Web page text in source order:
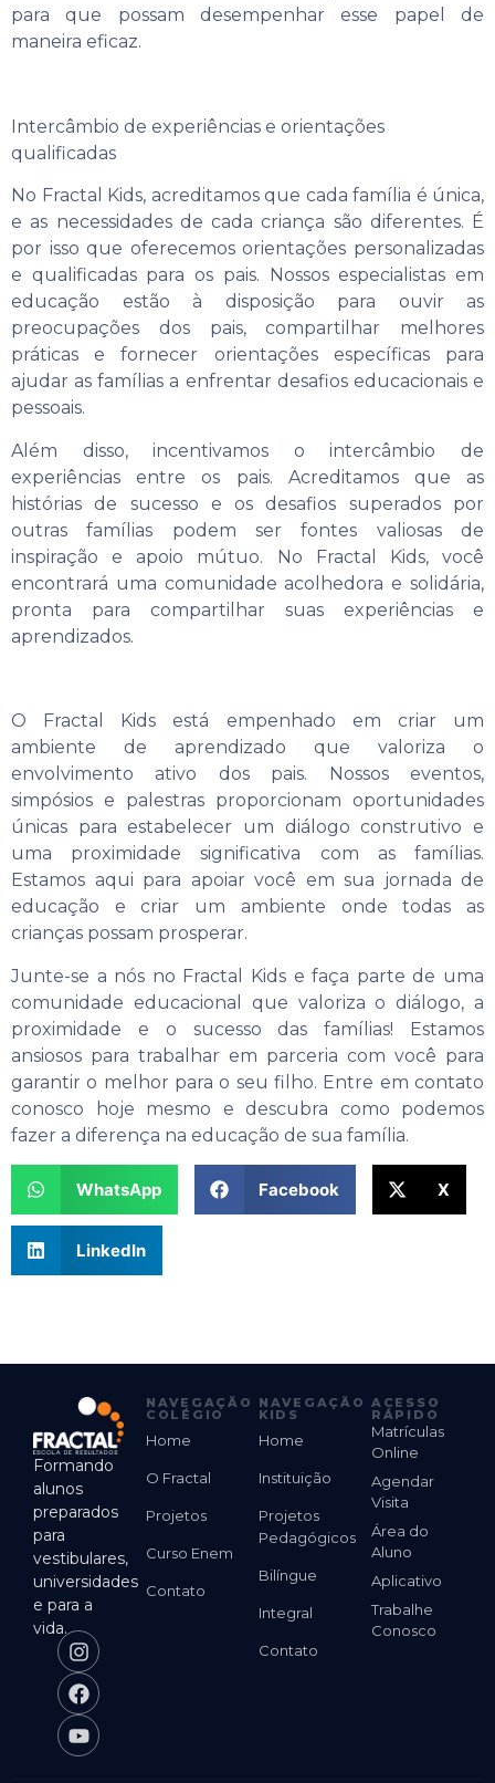
para que possam desempenhar esse papel de
maneira eficaz.
Intercâmbio de experiências e orientações
qualificadas
No Fractal Kids, acreditamos que cada família é única,
e as necessidades de cada criança são diferentes. É
por isso que oferecemos orientações personalizadas
e qualificadas para os pais. Nossos especialistas em
educação estão à disposição para ouvir as
preocupações dos pais, compartilhar melhores
práticas e fornecer orientações específicas para
ajudar as famílias a enfrentar desafios educacionais e
pessoais.
Além disso, incentivamos o intercâmbio de
experiências entre os pais. Acreditamos que as
histórias de sucesso e os desafios superados por
outras famílias podem ser fontes valiosas de
inspiração e apoio mútuo. No Fractal Kids, você
encontrará uma comunidade acolhedora e solidária,
pronta para compartilhar suas experiências e
aprendizados.
O Fractal Kids está empenhado em criar um
ambiente de aprendizado que valoriza o
envolvimento ativo dos pais. Nossos eventos,
simpósios e palestras proporcionam oportunidades
únicas para estabelecer um diálogo construtivo e
uma proximidade significativa com as famílias.
Estamos aqui para apoiar você em sua jornada de
educação e criar um ambiente onde todas as
crianças possam prosperar.
Junte-se a nós no Fractal Kids e faça parte de uma
comunidade educacional que valoriza o diálogo, a
proximidade e o sucesso das famílias! Estamos
ansiosos para trabalhar em parceria com você para
garantir o melhor para o seu filho. Entre em contato
conosco hoje mesmo e descubra como podemos
fazer a diferença na educação de sua família.
WhatsApp Facebook X
LinkedIn
Formando
alunos
preparados
para
vestibulares,
universidades
e para a
vida.
NAVEGAÇÃO
COLÉGIO
Home
O Fractal
Projetos
Curso Enem
Contato
NAVEGAÇÃO
KIDS
Home
Instituição
Projetos
Pedagógicos
Bilíngue
Integral
Contato
ACESSO
RÁPIDO
Matrículas
Online
Agendar
Visita
Área do
Aluno
Aplicativo
Trabalhe
Conosco